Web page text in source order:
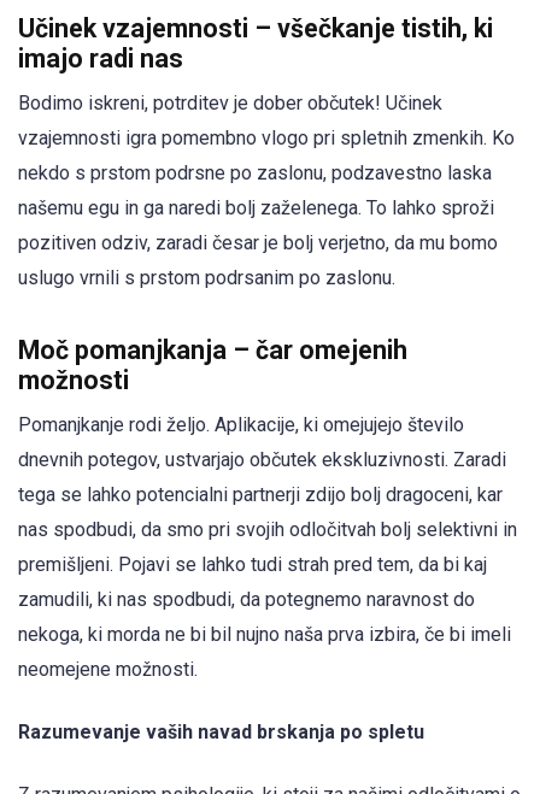
Učinek vzajemnosti – všečkanje tistih, ki
imajo radi nas
Bodimo iskreni, potrditev je dober občutek! Učinek
vzajemnosti igra pomembno vlogo pri spletnih zmenkih. Ko
nekdo s prstom podrsne po zaslonu, podzavestno laska
našemu egu in ga naredi bolj zaželenega. To lahko sproži
pozitiven odziv, zaradi česar je bolj verjetno, da mu bomo
uslugo vrnili s prstom podrsanim po zaslonu.
Moč pomanjkanja – čar omejenih
možnosti
Pomanjkanje rodi željo. Aplikacije, ki omejujejo število
dnevnih potegov, ustvarjajo občutek ekskluzivnosti. Zaradi
tega se lahko potencialni partnerji zdijo bolj dragoceni, kar
nas spodbudi, da smo pri svojih odločitvah bolj selektivni in
premišljeni. Pojavi se lahko tudi strah pred tem, da bi kaj
zamudili, ki nas spodbudi, da potegnemo naravnost do
nekoga, ki morda ne bi bil nujno naša prva izbira, če bi imeli
neomejene možnosti.
Razumevanje vaših navad brskanja po spletu